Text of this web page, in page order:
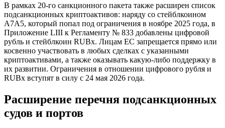
В рамках 20-го санкционного пакета также расширен список
подсанкционных криптоактивов: наряду со стейблкоином
A7A5, который попал под ограничения в ноябре 2025 года, в
Приложение LIII к Регламенту № 833 добавлены цифровой
рубль и стейблкоин RUBx. Лицам ЕС запрещается прямо или
косвенно участвовать в любых сделках с указанными
криптоактивами, а также оказывать какую-либо поддержку в
их развитии. Ограничения в отношении цифрового рубля и
RUBx вступят в силу с 24 мая 2026 года.
Расширение перечня подсанкционных
судов и портов